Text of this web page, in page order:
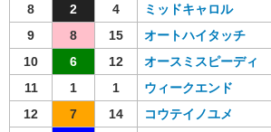
8
2 4 ミッドキャロル
9
8 15 オートハイタッチ
10
6 12 オースミスピーディ
11
1 1 ウィークエンド
12
7 14 コウテイノユメ